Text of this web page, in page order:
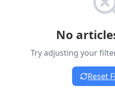
No
Try adjusting your
Reset